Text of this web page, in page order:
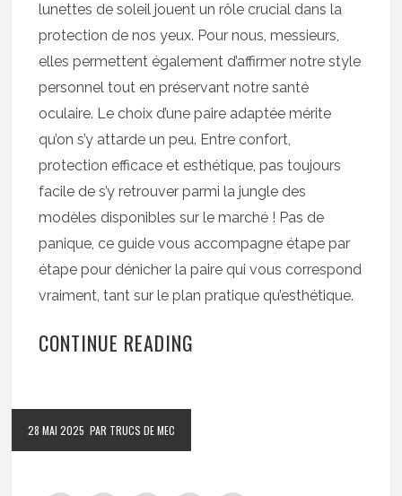
lunettes de soleil jouent un rôle crucial dans la
protection de nos yeux. Pour nous, messieurs,
elles permettent également d’affirmer notre style
personnel tout en préservant notre santé
oculaire. Le choix d’une paire adaptée mérite
qu’on s’y attarde un peu. Entre confort,
protection efficace et esthétique, pas toujours
facile de s’y retrouver parmi la jungle des
modèles disponibles sur le marché ! Pas de
panique, ce guide vous accompagne étape par
étape pour dénicher la paire qui vous correspond
vraiment, tant sur le plan pratique qu’esthétique.
CONTINUE READING
28 MAI 2025 PAR TRUCS DE MEC